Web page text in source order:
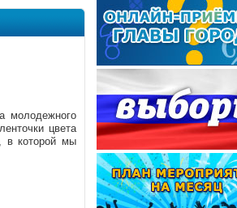
молодежного
цвета
в которой мы